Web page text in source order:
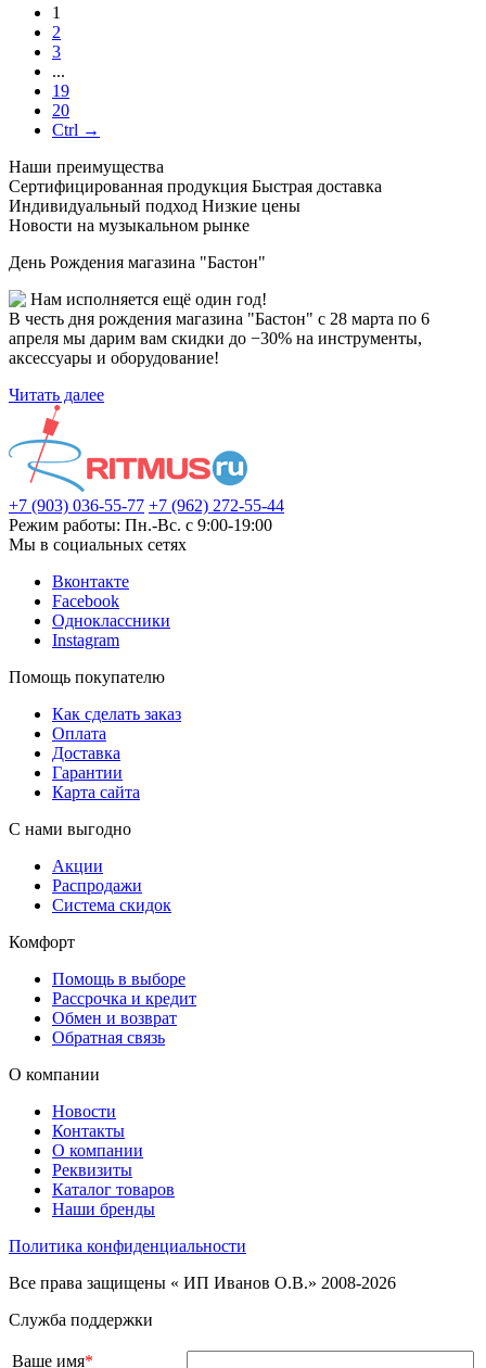
1
2
3
...
19
20
Ctrl →
Наши преимущества
Сертифицированная продукция Быстрая доставка
Индивидуальный подход Низкие цены
Новости на музыкальном рынке
День Рождения магазина "Бастон"
Нам исполняется ещё один год!
В честь дня рождения магазина "Бастон" с 28 марта по 6
апреля мы дарим вам скидки до −30% на инструменты,
аксессуары и оборудование!
Читать далее
+7 (903) 036-55-77 +7 (962) 272-55-44
Режим работы: Пн.-Вс. с 9:00-19:00
Мы в социальных сетях
Вконтакте
Facebook
Одноклассники
Instagram
Помощь покупателю
Как сделать заказ
Оплата
Доставка
Гарантии
Карта сайта
С нами выгодно
Акции
Распродажи
Система скидок
Комфорт
Помощь в выборе
Рассрочка и кредит
Обмен и возврат
Обратная связь
О компании
Новости
Контакты
О компании
Реквизиты
Каталог товаров
Наши бренды
Политика конфиденциальности
Все права защищены « ИП Иванов О.В.» 2008-2026
Служба поддержки
Ваше имя*